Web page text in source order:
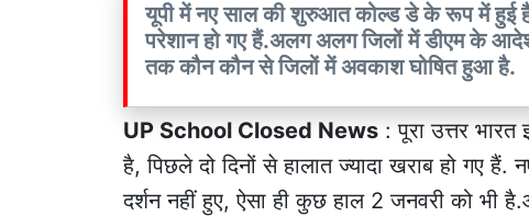
यूपी में नए साल की शुरुआत कोल्ड डे के रूप में हुई
परेशान हो गए हैं.अलग अलग जिलों में डीएम के
तक कौन कौन से जिलों में अवकाश घोषित हुआ है.
UP School Closed News : पूरा उत्तर
है, पिछले दो दिनों से हालात ज्यादा खराब हो गए
दर्शन नहीं हुए, ऐसा ही कुछ हाल 2 जनवरी को भी